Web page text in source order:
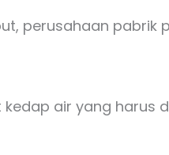
perusahaan
air yang